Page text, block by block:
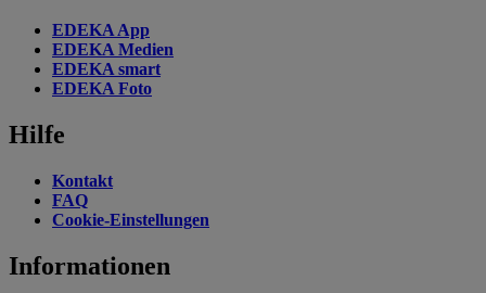
EDEKA App
EDEKA Medien
EDEKA smart
EDEKA Foto
Hilfe
Kontakt
FAQ
Cookie-Einstellungen
Informationen